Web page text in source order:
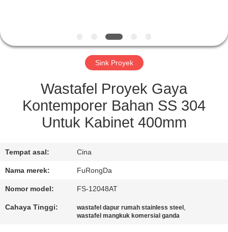
HUBUNGI
KAMI
PERMINTAAN
PENAWARAN
PRIVACY
POLICY
Sink Proyek
Wastafel Proyek Gaya
Kontemporer Bahan SS 304
Untuk Kabinet 400mm
Tempat asal: Cina
Nama merek: FuRongDa
Nomor model: FS-12048AT
Cahaya Tinggi: wastafel dapur rumah stainless steel ,
wastafel mangkuk komersial ganda